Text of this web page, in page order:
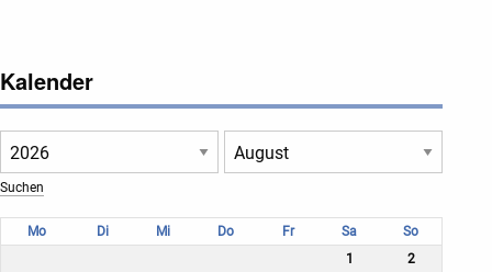
Kalender
Mo Di Mi Do Fr Sa
So
1
2